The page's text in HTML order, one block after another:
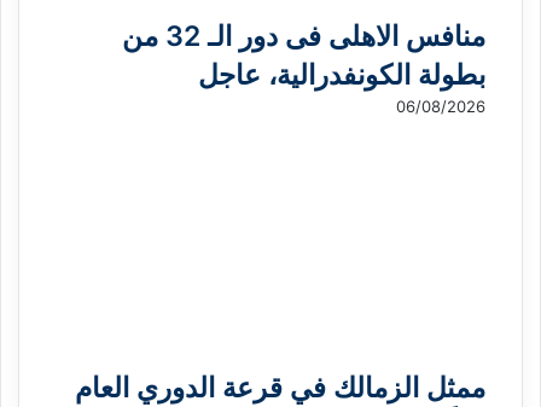
منافس الاهلى فى دور الـ 32 من
بطولة الكونفدرالية، عاجل
06/08/2026
ممثل الزمالك في قرعة الدوري العام